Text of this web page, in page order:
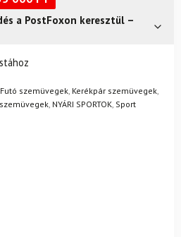
a PostFoxon keresztül –
Semmi gond – a terméket
napon belül, indoklás nélkül.
Futó szemüvegek Kerékpár szemüvegek
NYÁRI SPORTOK Sport